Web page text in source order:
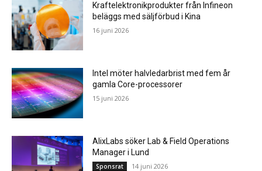
Kraftelektronikprodukter från Infineon
beläggs med säljförbud i Kina
16 juni 2026
Intel möter halvledarbrist med fem år
gamla Core-processorer
15 juni 2026
AlixLabs söker Lab & Field Operations
Manager i Lund
Sponsrat 14 juni 2026